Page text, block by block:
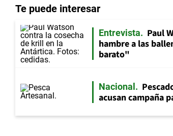
Te puede interesar
Entrevista
Paul
hambre a las
barato"
Nacional
acusan campaña